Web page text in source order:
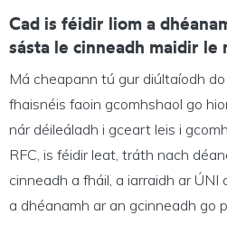
Cad is féidir liom a
sásta le cinneadh maidir le
Má cheapann tú gur diúltaíodh
fhaisnéis faoin gcomhshaol go
nár déileáladh i gceart leis i
RFC, is féidir leat, tráth nach
cinneadh a fháil, a iarraidh ar
a dhéanamh ar an gcinneadh go